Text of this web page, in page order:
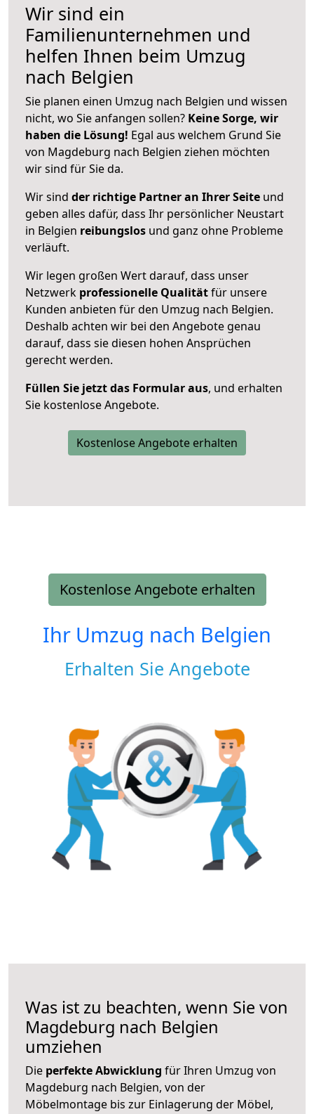
Wir sind ein
Familienunternehmen und
helfen Ihnen beim Umzug
nach Belgien
Sie planen einen Umzug nach Belgien und wissen
nicht, wo Sie anfangen sollen? Keine Sorge, wir
haben die Lösung! Egal aus welchem Grund Sie
von Magdeburg nach Belgien ziehen möchten
wir sind für Sie da.
Wir sind der richtige Partner an Ihrer Seite und
geben alles dafür, dass Ihr persönlicher Neustart
in Belgien reibungslos und ganz ohne Probleme
verläuft.
Wir legen großen Wert darauf, dass unser
Netzwerk professionelle Qualitätfür unsere
Kunden anbieten für den Umzug nach Belgien.
Deshalb achten wir bei den Angebote genau
darauf, dass sie diesen hohen Ansprüchen
gerecht werden.
Füllen Sie jetzt das Formular aus, und erhalten
Sie kostenlose Angebote.
Kostenlose Angebote erhalten
Kostenlose Angebote erhalten
Ihr Umzug nach Belgien
Erhalten Sie Angebote
Was ist zu beachten, wenn Sie von
Magdeburg nach Belgien
umziehen
Die perfekte Abwicklung für Ihren Umzug von
Magdeburg nach Belgien, von der
Möbelmontage bis zur Einlagerung der Möbel,